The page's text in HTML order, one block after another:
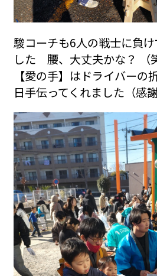
駿コーチも6人の戦士に負
した 腰、大丈夫かな？ （
【愛の手】はドライバー
日手伝ってくれました（感謝